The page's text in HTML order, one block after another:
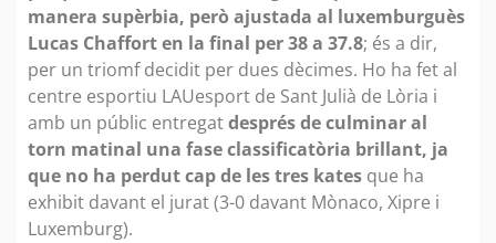
manera supèrbia, però ajustada al luxemburguès
Lucas Chaffort en la final per 38 a 37.8; és a dir,
per un triomf decidit per dues dècimes. Ho ha fet al
centre esportiu LAUesport de Sant Julià de Lòria i
amb un públic entregatdesprés de culminar al
torn matinal una fase classificatòria brillant, ja
que no ha perdut cap de les tres kates que ha
exhibit davant el jurat(3-0 davant Mònaco, Xipre i
Luxemburg).